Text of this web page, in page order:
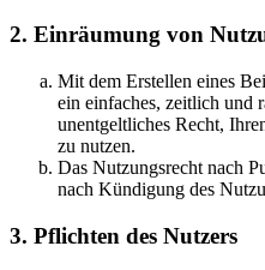
2. Einräumung von
Mit dem Erstellen eines
ein einfaches, zeitlich und
unentgeltliches Recht,
zu nutzen.
Das Nutzungsrecht nach
nach Kündigung des
3. Pflichten des Nutzers